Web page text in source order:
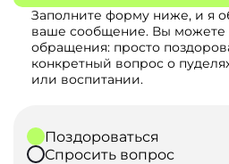
Заполните форму ниже, и я
ваше сообщение. Вы можете
обращения: просто
конкретный вопрос о
или воспитании.
Поздороваться
Спросить вопрос